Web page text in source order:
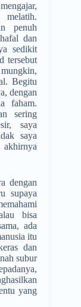
melatih.
penuh
dan
sedikit
tersebut
Begitu
dengan
faham.
sering
saya
saya
dengan
supaya
bisa
ada
itu
dan
subur
yang